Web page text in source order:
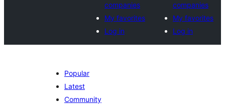
companies
My favorites
Log in
companies
My favorites
Log in
Popular
Latest
Community